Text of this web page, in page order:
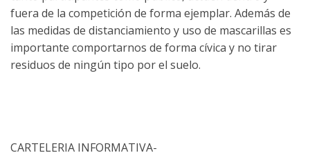
fuera de la competición de forma ejemplar. Además de
las medidas de distanciamiento y uso de mascarillas es
importante comportarnos de forma cívica y no tirar
residuos de ningún tipo por el suelo.
CARTELERIA INFORMATIVA-